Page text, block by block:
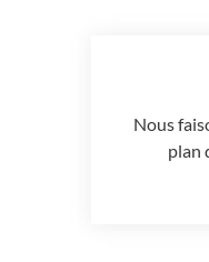
Nous
plan